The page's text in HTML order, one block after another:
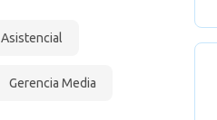
Asistencial
Gerencia Media